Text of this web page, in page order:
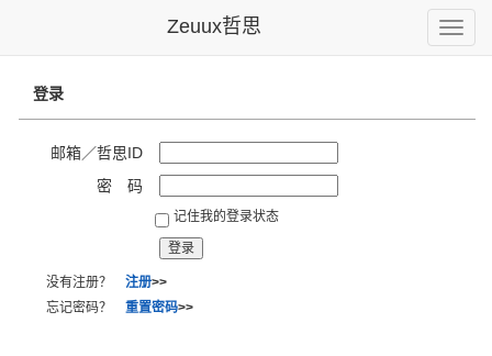
Toggle
Zeuux哲思
登录
邮箱／哲思ID
密 码
记住我的登录状态
没有注册？ 注册>>
忘记密码？ 重置密码>>